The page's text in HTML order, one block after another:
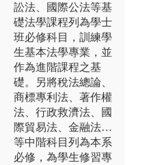
訟法、國際公法等基
礎法學課程列為學士
班必修科目，訓練學
生基本法學專業，並
作為進階課程之基
礎。另將稅法總論、
商標專利法、著作權
法、行政救濟法、國
際貿易法、金融法…
等中階科目列為本系
必修，為學生修習專